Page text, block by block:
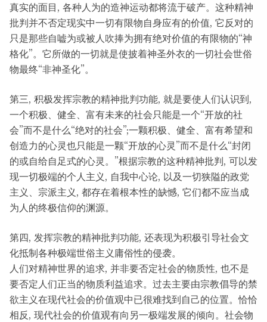
真实的面目, 各种人为的造神运动都将流于破产。这种精神
批判并不否定现实中一切有限物自身应有的价值, 它反对的
只是那些自嘘为或被人吹捧为拥有绝对价值的有限物的“神
格化”。它所做的一切就是使披着神圣外衣的一切社会世俗
物最终“非神圣化”。
第三, 积极发挥宗教的精神批判功能, 就是要使人们认识到,
一个积极、健全、富有未来的社会只能是一个“开放的社
会”而不是什么“绝对的社会”;一颗积极、健全、富有希望和
创造力的心灵也只能是一颗“开放的心灵”而不是什么“封闭
的或自给自足式的心灵。”根据宗教的这种精神批判, 可以发
现一切极端的个人主义, 自我中心论, 以及一切狭隘的政党
主义、宗派主义, 都存在着根本性的缺憾, 它们都不应当成
为人的终极信仰的渊源。
第四, 发挥宗教的精神批判功能, 还表现为积极引导社会文
化抵制各种极端世俗主义庸俗性的侵袭。
人们对精神世界的追求, 并非要否定社会的物质性, 也不是
要否定人们正当的物质利益追求。过去主要由宗教倡导的禁
欲主义在现代社会的价值观中已很难找到自己的位置。恰恰
相反, 现代社会的价值观有向另一极端发展的倾向。社会物